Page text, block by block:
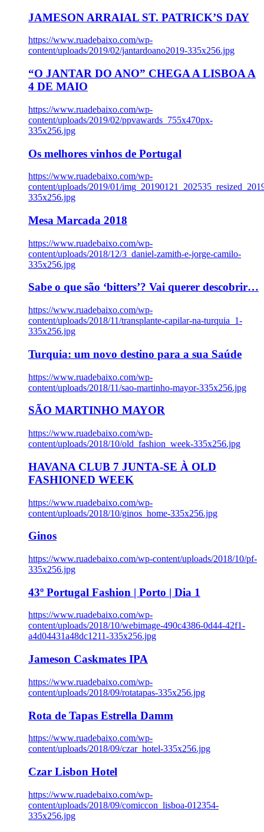
JAMESON ARRAIAL ST. PATRICK’S DAY
https://www.ruadebaixo.com/wp-
content/uploads/2019/02/jantardoano2019-335x256.jpg
“O JANTAR DO ANO” CHEGA A LISBOA A
4 DE MAIO
https://www.ruadebaixo.com/wp-
content/uploads/2019/02/ppvawards_755x470px-
335x256.jpg
Os melhores vinhos de Portugal
https://www.ruadebaixo.com/wp-
content/uploads/2019/01/
335x256.jpg
Mesa Marcada 2018
https://www.ruadebaixo.com/wp-
content/uploads/2018/12/3_daniel-zamith-e-jorge-camilo-
335x256.jpg
Sabe o que são ‘bitters’? Vai querer descobrir…
https://www.ruadebaixo.com/wp-
content/uploads/2018/11/transplante-capilar-na-turquia_1-
335x256.jpg
Turquia: um novo destino para a sua Saúde
https://www.ruadebaixo.com/wp-
content/uploads/2018/11/sao-martinho-mayor-335x256.jpg
SÃO MARTINHO MAYOR
https://www.ruadebaixo.com/wp-
content/uploads/2018/10/old_fashion_week-335x256.jpg
HAVANA CLUB 7 JUNTA-SE À OLD
FASHIONED WEEK
https://www.ruadebaixo.com/wp-
content/uploads/2018/10/ginos_home-335x256.jpg
Ginos
https://www.ruadebaixo.com/wp-content/uploads/2018/10/pf-
335x256.jpg
43º Portugal Fashion | Porto | Dia 1
https://www.ruadebaixo.com/wp-
content/uploads/2018/10/webimage-490c4386-0d44-42f1-
a4d04431a48dc1211-335x256.jpg
Jameson Caskmates IPA
https://www.ruadebaixo.com/wp-
content/uploads/2018/09/rotatapas-335x256.jpg
Rota de Tapas Estrella Damm
https://www.ruadebaixo.com/wp-
content/uploads/2018/09/czar_hotel-335x256.jpg
Czar Lisbon Hotel
https://www.ruadebaixo.com/wp-
content/uploads/2018/09/comiccon_lisboa-012354-
335x256.jpg